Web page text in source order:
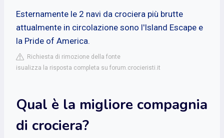
Esternamente le 2 navi da crociera più brutte
attualmente in circolazione sono l'Island Escape e
la Pride of America.
Richiesta di rimozione della fonte
isualizza la risposta completa su forum.crocieristi.it
Qual è la migliore compagnia
di crociera?